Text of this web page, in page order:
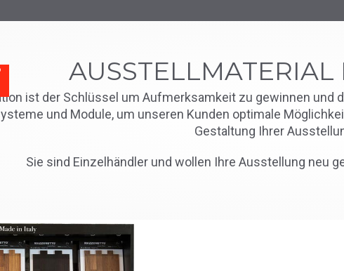
AUSSTELLMATERIAL
ist der Schlüssel um Aufmerksamkeit zu gewinnen und
und Module, um unseren Kunden optimale
Gestaltung Ihrer
Sie sind Einzelhändler und wollen Ihre Ausstellung neu